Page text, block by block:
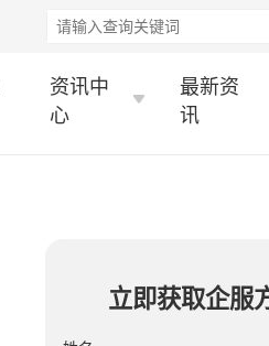
资讯中
心
最新资
讯
立即获取企服